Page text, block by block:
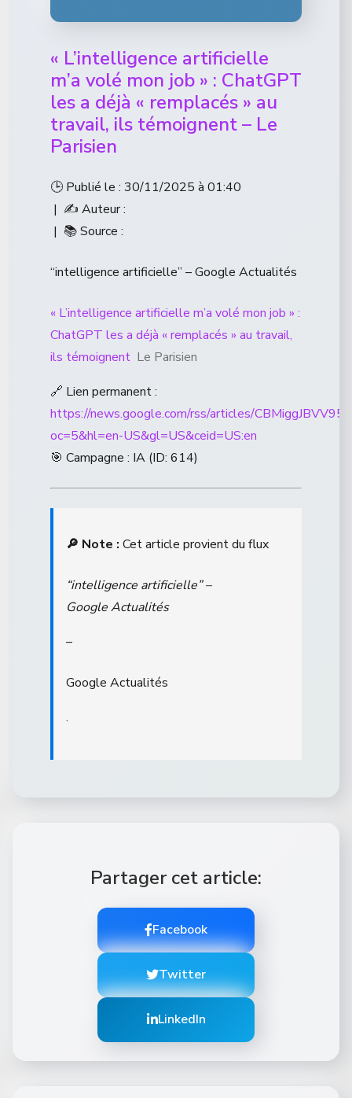
« L’intelligence artificielle
m’a volé mon job » : ChatGPT
les a déjà « remplacés » au
travail, ils témoignent – Le
Parisien
🕒 Publié le : 30/11/2025 à 01:40
| ✍️ Auteur :
| 📚 Source :
“intelligence artificielle” – Google Actualités
« L’intelligence artificielle m’a volé mon job » :
ChatGPT les a déjà « remplacés » au travail,
ils témoignent Le Parisien
🔗 Lien permanent :
https://news.google.com/rss/articles/
oc=5&hl=en-US&gl=US&ceid=US:en
🎯 Campagne : IA (ID: 614)
🔎 Note : Cet article provient du flux
“intelligence artificielle” –
Google Actualités
–
Google Actualités
.
Partager cet article:
Facebook
Twitter
LinkedIn